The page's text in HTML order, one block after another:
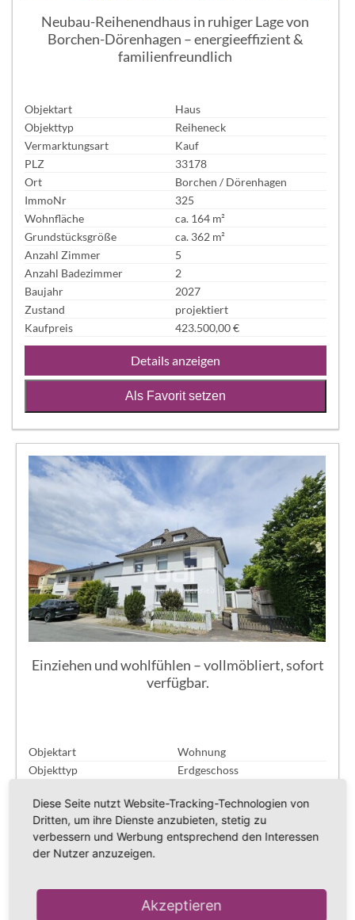
Neubau-Reihenendhaus in ruhiger Lage von
Borchen-Dörenhagen – energieeffizient &
familienfreundlich
Objektart
Haus
Objekttyp
Reiheneck
Vermarktungsart
Kauf
PLZ
33178
Ort
Borchen / Dörenhagen
ImmoNr
325
Wohnfläche
ca. 164 m²
Grundstücksgröße
ca. 362 m²
Anzahl Zimmer
5
Anzahl Badezimmer
2
Baujahr
2027
Zustand
projektiert
Kaufpreis
423.500,00 €
Details anzeigen
Als Favorit setzen
Einziehen und wohlfühlen – vollmöbliert, sofort
verfügbar.
Objektart
Wohnung
Objekttyp
Erdgeschoss
PLZ
32791
Ort
Lage
ImmoNr
324
Wohnfläche
Anzahl Badezimmer
Diese Seite nutzt Website-Tracking-Technologien von
Dritten, um ihre Dienste anzubieten, stetig zu
verbessern und Werbung entsprechend den Interessen
der Nutzer anzuzeigen.
Akzeptieren